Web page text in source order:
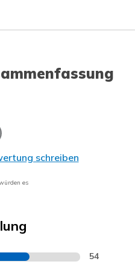
schreiben
es
54